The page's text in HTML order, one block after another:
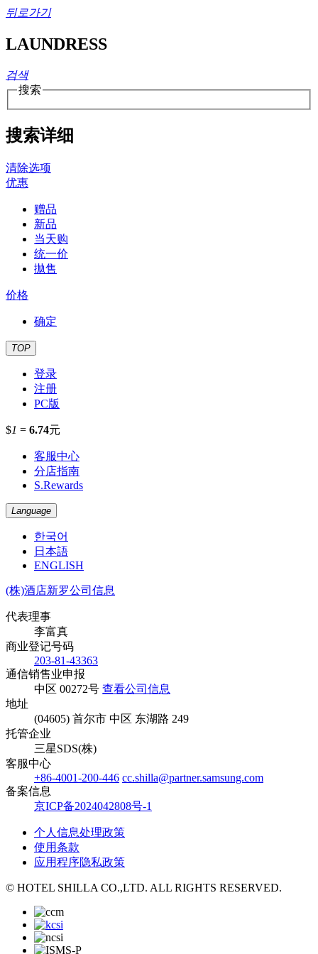
뒤로가기
LAUNDRESS
검색
搜索
搜索详细
清除选项
优惠
赠品
新品
当天购
统一价
拋售
价格
确定
TOP
登录
注册
PC版
$1 = 6.74元
客服中心
分店指南
S.Rewards
Language
한국어
日本語
ENGLISH
(株)酒店新罗公司信息
代表理事
李富真
商业登记号码
203-81-43363
通信销售业申报
中区 00272号 查看公司信息
地址
(04605) 首尔市 中区 东湖路 249
托管企业
三星SDS(株)
客服中心
+86-4001-200-446 cc.shilla@partner.samsung.com
备案信息
京ICP备2024042808号-1
个人信息处理政策
使用条款
应用程序隐私政策
© HOTEL SHILLA CO.,LTD. ALL RIGHTS RESERVED.